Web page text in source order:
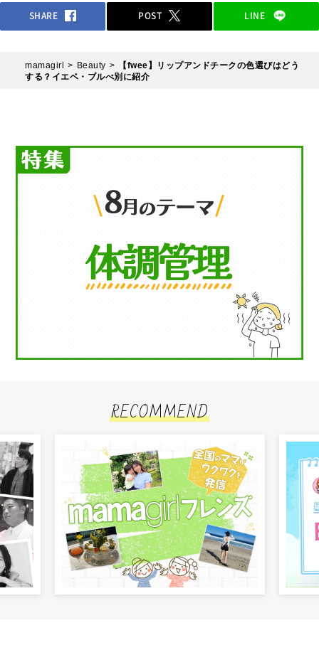
SHARE POST LINE
mamagirl Beauty
【fwee】リップアンドチークの色選びはどう
する？イエベ・ブルべ別に紹介
RECOMMEND